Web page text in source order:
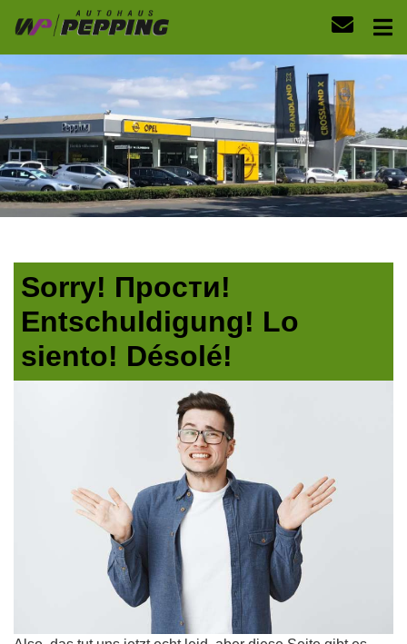
Sorry! Прости!
Entschuldigung! Lo
siento! Désolé!